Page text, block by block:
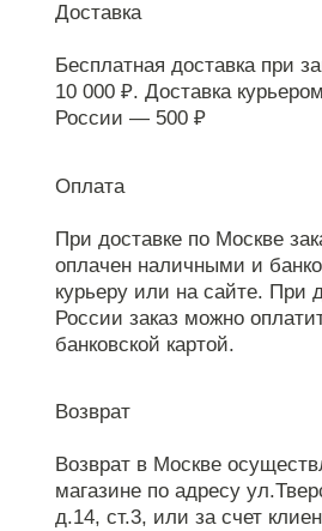
Доставка
Бесплатная доставка при
10 000 ₽. Доставка
России — 500 ₽
Оплата
При доставке по Москве
оплачен наличными и
курьеру или на сайте. При
России заказ можно
банковской картой.
Возврат
Возврат в Москве
магазине по адресу
д.14, ст.3, или за счет